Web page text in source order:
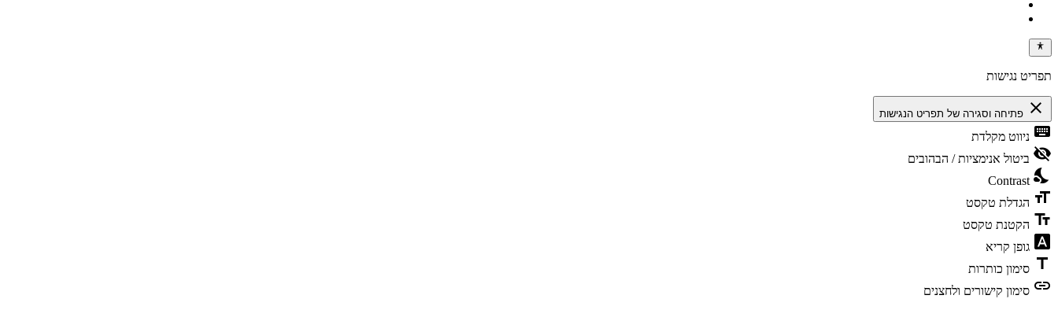
תפריט נגישות
close פתיחה וסגירה של תפריט הנגישות
keyboard ניווט מקלדת
visibility_off ביטול אנימציות / הבהובים
nights_stay
Contrast
format_size הגדלת טקסט
text_fields הקטנת טקסט
font_download גופן קריא
title סימון כותרות
link סימון קישורים ולחצנים